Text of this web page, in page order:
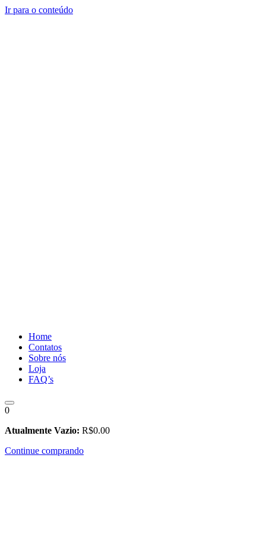
Ir para o conteúdo
Home
Contatos
Sobre nós
Loja
FAQ’s
0
Atualmente Vazio: R$0.00
Continue comprando